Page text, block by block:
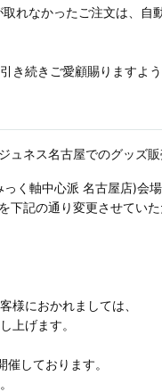
れなかったご注文は、自
き続きご愛顧賜りますよう
ュネス名古屋でのグッズ
く軸中心派 名古屋店)会
記の通り変更させていた
様におかれましては、
上げます。
しております。